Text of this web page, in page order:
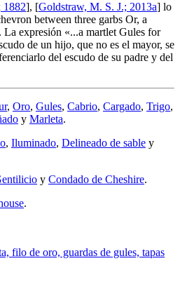
1882], [Goldstraw, M. S. J.; 2013a] lo
between three garbs Or, a
La expresión «...a martlet Gules for
de un hijo, que no es el mayor, se
del escudo de su padre y del
, Oro, Gules, Cabrio, Cargado, Trigo,
y Marleta.
, Iluminado, Delineado de sable y
y Condado de Cheshire.
.